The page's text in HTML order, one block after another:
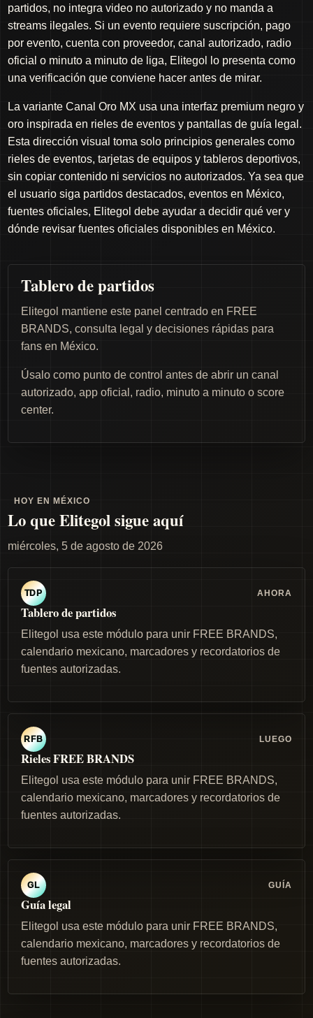
partidos, no integra video no autorizado y no manda a
streams ilegales. Si un evento requiere suscripción, pago
por evento, cuenta con proveedor, canal autorizado, radio
oficial o minuto a minuto de liga, Elitegol lo presenta como
una verificación que conviene hacer antes de mirar.
La variante Canal Oro MX usa una interfaz premium negro y
oro inspirada en rieles de eventos y pantallas de guía legal.
Esta dirección visual toma solo principios generales como
rieles de eventos, tarjetas de equipos y tableros deportivos,
sin copiar contenido ni servicios no autorizados. Ya sea que
el usuario siga partidos destacados, eventos en México,
fuentes oficiales, Elitegol debe ayudar a decidir qué ver y
dónde revisar fuentes oficiales disponibles en México.
Tablero de partidos
Elitegol mantiene este panel centrado en FREE
BRANDS, consulta legal y decisiones rápidas para
fans en México.
Úsalo como punto de control antes de abrir un canal
autorizado, app oficial, radio, minuto a minuto o score
center.
HOY EN MÉXICO
Lo que Elitegol sigue aquí
miércoles, 5 de agosto de 2026
TDP AHORA
Tablero de partidos
Elitegol usa este módulo para unir FREE BRANDS,
calendario mexicano, marcadores y recordatorios de
fuentes autorizadas.
RFB LUEGO
Rieles FREE BRANDS
Elitegol usa este módulo para unir FREE BRANDS,
calendario mexicano, marcadores y recordatorios de
fuentes autorizadas.
GL GUÍA
Guía legal
Elitegol usa este módulo para unir FREE BRANDS,
calendario mexicano, marcadores y recordatorios de
fuentes autorizadas.